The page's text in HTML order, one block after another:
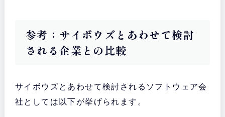
参考：サイボウズとあわせて検討
される企業との比較
サイボウズとあわせて検討されるソフトウェア会
社としては以下が挙げられます。